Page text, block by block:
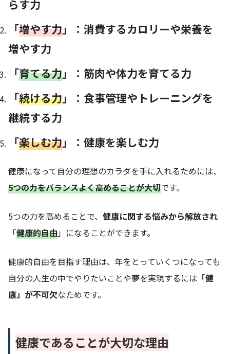
らす力
「増やす力」：消費するカロリーや栄養を
増やす力
「育てる力」：筋肉や体力を育てる力
「続ける力」：食事管理やトレーニングを
継続する力
「楽しむ力」：健康を楽しむ力
健康になって自分の理想のカラダを手に入れるためには、
5つの力をバランスよく高めることが大切です。
5つの力を高めることで、 健康に関する悩みから解放され
「健康的自由」になることができます。
健康的自由を目指す理由は、年をとっていくつになっても
自分の人生の中でやりたいことや夢を実現するには 「健
康」が不可欠なためです。
健康であることが大切な理由